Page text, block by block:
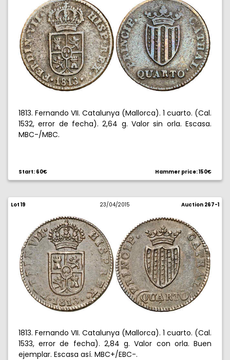
1813. Fernando VII. Catalunya (Mallorca). 1 cuarto. (Cal.
1532, error de fecha). 2,64 g. Valor sin orla. Escasa.
MBC-/MBC.
Start: 60€ Hammer price: 150€
Lot 19 23/04/2015 Auction 267-1
1813. Fernando VII. Catalunya (Mallorca). 1 cuarto. (Cal.
1533, error de fecha). 2,84 g. Valor con orla. Buen
ejemplar. Escasa así. MBC+/EBC-.